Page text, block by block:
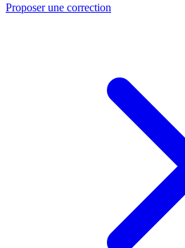
Proposer une correction